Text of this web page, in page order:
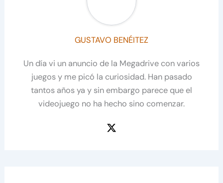
GUSTAVO BENÉITEZ
Un día vi un anuncio de la Megadrive con varios
juegos y me picó la curiosidad. Han pasado
tantos años ya y sin embargo parece que el
videojuego no ha hecho sino comenzar.